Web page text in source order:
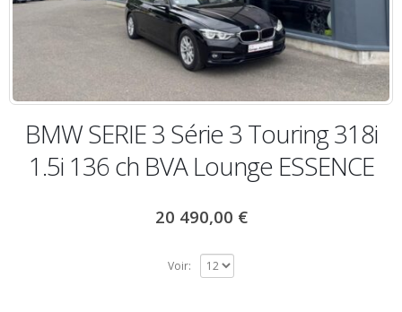
BMW SERIE 3 Série 3 Touring 318i
1.5i 136 ch BVA Lounge ESSENCE
20 490,00 €
Voir: